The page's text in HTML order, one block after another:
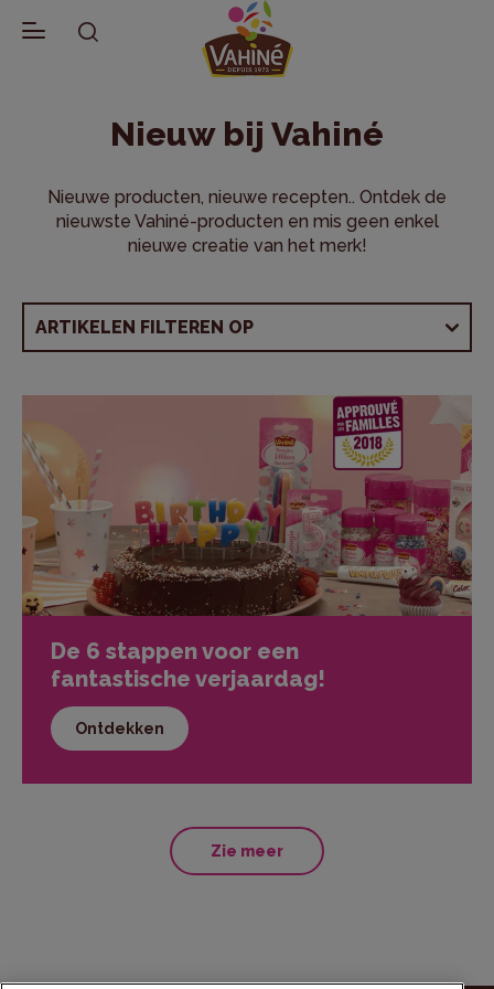
Nieuw bij Vahiné
Nieuwe producten, nieuwe recepten.. Ontdek de
nieuwste Vahiné-producten en mis geen enkel
nieuwe creatie van het merk!
ARTIKELEN FILTEREN OP
De 6 stappen voor een
fantastische verjaardag!
Ontdekken
Zie meer